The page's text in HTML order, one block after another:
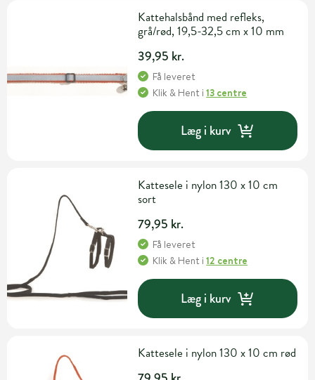
Kattehalsbånd med refleks,
grå/rød, 19,5-32,5 cm x 10 mm
39,95 kr.
Få leveret
Klik & Hent i13 centre
Læg i kurv
Kattesele i nylon 130 x 10 cm
sort
79,95 kr.
Få leveret
Klik & Hent i12 centre
Læg i kurv
Kattesele i nylon 130 x 10 cm rød